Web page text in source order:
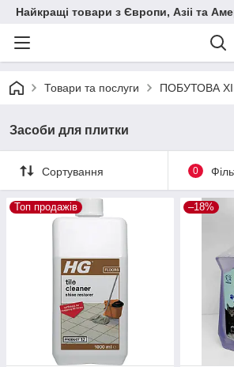
Найкращі товари з Європи, Азіі та
Товари та послуги ПОБУТОВА
Засоби для плитки
Сортування 0
Топ продажів –18%